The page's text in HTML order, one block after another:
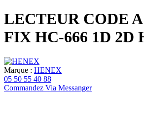
LECTEUR CODE
FIX HC-666 1D 2D
Marque : HENEX
05 50 55 40 88
Commandez Via Messanger